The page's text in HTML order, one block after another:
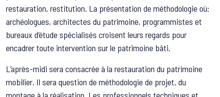
restauration, restitution. La présentation de méthodologie où:
archéologues, architectes du patrimoine, programmistes et
bureaux d’étude spécialisés croisent leurs regards pour
encadrer toute intervention sur le patrimoine bâti.
L’après-midi sera consacrée à la restauration du patrimoine
mobilier. Il sera question de méthodologie de projet, du